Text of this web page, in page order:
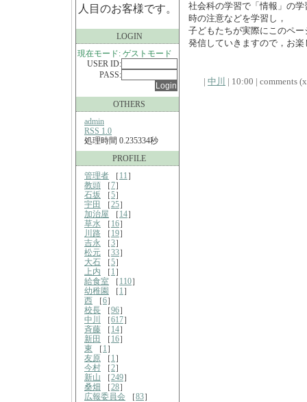
人目のお客様です。
LOGIN
現在モード: ゲストモード
USER ID:
PASS:
OTHERS
admin
RSS 1.0
処理時間 0.235334秒
PROFILE
管理者 ［ 11 ］
教頭 ［7］
石坂 ［5］
宇田
［25］
加治屋 ［ 14］
草水 ［ 16］
川路 ［ 19］
吉永 ［3］
松元 ［33］
大石 ［5］
上内 ［ 1 ］
給食室 ［ 110］
幼稚園
［ 1 ］
西 ［6］
校長 ［96］
中川
［617］
斉藤 ［ 14］
新田
［ 16］
東 ［ 1 ］
友原 ［ 1 ］
今村 ［2］
新山 ［249］
桑畑
［28］
広報委員会 ［83］
社会科の学習で「情報」の
時の注意などを学習し，
子どもたちが実際にこのペ
発信していきますので，お楽
| 中川 | 10:00 | comments